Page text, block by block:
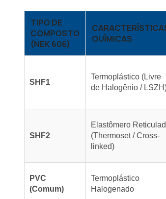
TIPO DE
COMPOSTO
(NEK 606)
QUÍMICAS
SHF1
Termoplástico (Livre
de Halogênio /
SHF2
Elastômero
(Thermoset / Cross-
linked)
PVC
(Comum)
Termoplástico
Halogenado